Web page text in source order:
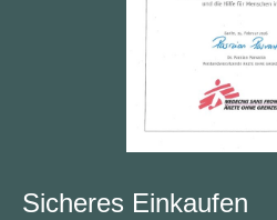
Sicheres Einkaufen